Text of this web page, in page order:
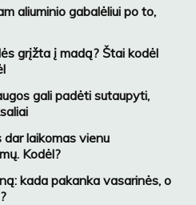
aliuminio gabalėliui po to,
grįžta į madą? Štai kodėl
gali padėti sutaupyti,
laikomas vienu
Kodėl?
kada pakanka vasarinės, o